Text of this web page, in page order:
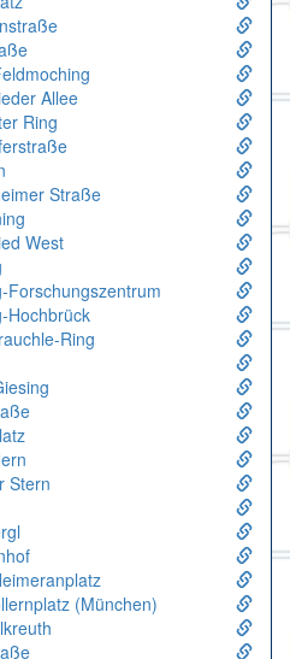
Allee
Ring
Straße
West
Forschungszentrum
Hochbrück
Ring
Stern
(München)